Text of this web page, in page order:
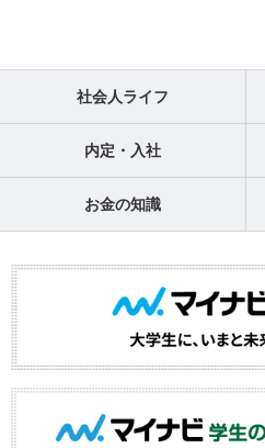
社会人ライフ
内定・入社
お金の知識